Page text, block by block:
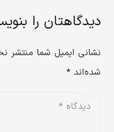
دیدگاهتان را
نشانی ایمیل شما منتشر
شده‌اند*